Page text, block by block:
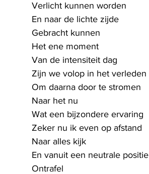
Verlicht kunnen worden
En naar de lichte zijde
Gebracht kunnen
Het ene moment
Van de intensiteit dag
Zijn we volop in het verleden
Om daarna door te stromen
Naar het nu
Wat een bijzondere ervaring
Zeker nu ik even op afstand
Naar alles kijk
En vanuit een neutrale positie
Ontrafel